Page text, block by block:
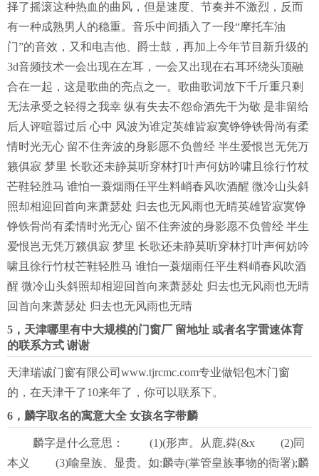
择了摇滚这种热血的曲风，但是速度、节奏并不激烈，反而
有一种成熟男人的稳重。音乐中间插入了一段“摩托车油
门”的音效，又和电吉他、爵士鼓，再加上今年节目新升级的
3d音频技术一会出现在左耳，一会又出现在右耳环绕头顶融
合在一起，这是歌曲的亮点之一。歌曲歌词放下千斤重只剩
无法承受之轻得之我幸 纵有失去不怨命酒先干为敬 是非留给
后人评喧嚣过后 心中 风波为谁定英雄皆寂寞铮铮铁骨尚有柔
情时光无心 留不住奔波的身影愿不负曾经 半生爱恨岂无凭万
籁俱寂 梦里 长歌还未静莫听穿林打叶声何妨吟啸且徐行竹杖
芒鞋轻胜马 谁怕一蓑烟雨任平生料峭春风吹酒醒 微冷山头斜
照却相迎回首向来萧瑟处 归去也无风雨也无晴英雄皆寂寞铮
铮铁骨尚有柔情时光无心 留不住奔波的身影愿不负曾经 半生
爱恨岂无凭万籁俱寂 梦里 长歌还未静莫听穿林打叶声何妨吟
啸且徐行竹杖芒鞋轻胜马 谁怕一蓑烟雨任平生料峭春风吹酒
醒 微冷山头斜照却相迎回首向来萧瑟处 归去也无风雨也无晴
回首向来萧瑟处 归去也无风雨也无晴
5，天津哪里有中大规模的门窗厂 留地址 或者名字雷速体育
的联系方式 谢谢
天津瑞诚门窗有限公司www.tjrcmc.com专业做铝包木门窗
的，在天津干了10来年了，你可以联系下。
6，麟字取名的寓意大全 女孩名字带麟
麟字是什么意思： (1)(形声。从鹿,粦(&x (2)同
本义 (3)喻皇族、显贵。如:麟寺(掌管皇族事物的衙署);麟